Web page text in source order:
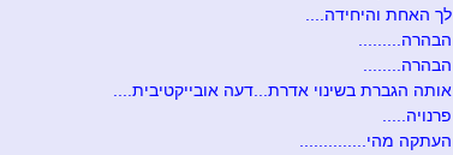
לך האחת והיחידה....
הבהרה.........
הבהרה........
אותה הגברת בשינוי אדרת...דעה אובייקטיבית....
פרנויה.....
העתקה מהי..............